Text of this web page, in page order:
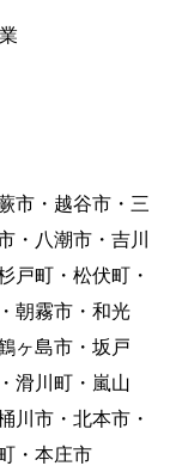
市・越谷市・三
・八潮市・吉川
戸町・松伏町・
朝霧市・和光
ヶ島市・坂戸
滑川町・嵐山
川市・北本市・
・本庄市